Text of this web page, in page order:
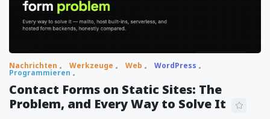
Nachrichten Werkzeuge Web WordPress
Programmieren
Contact Forms on Static Sites: The
Problem, and Every Way to Solve It